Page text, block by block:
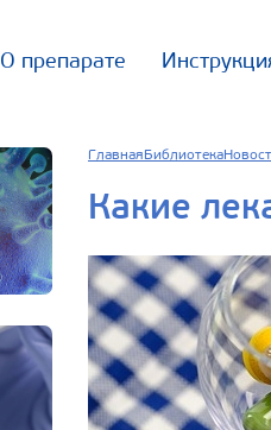
О препарате
Главная Библиотека
Какие